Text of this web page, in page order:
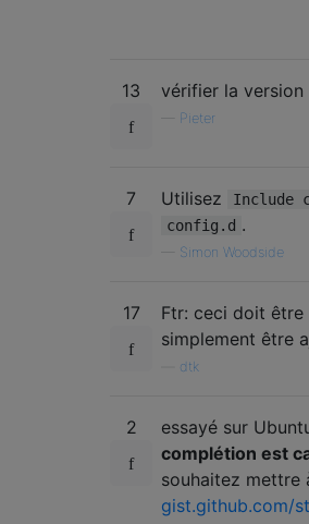
13 vérifier la version
Pieter
7 Utilisez Include
config.d .
Simon Woodside
17
Ftr: ceci doit
simplement être
dtk
2
essayé sur
complétion est
souhaitez mettre
gist.github.com/